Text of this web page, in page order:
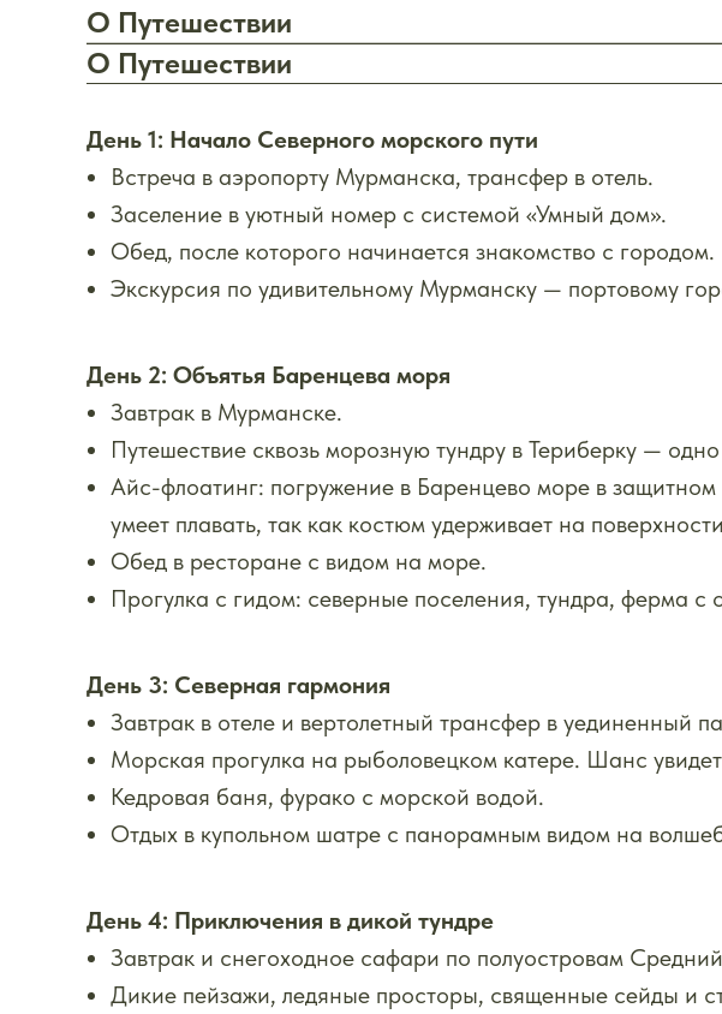
О Путешествии
О Путешествии
День 1: Начало Северного морского пути
Встреча в аэропорту Мурманска, трансфер в отель.
Заселение в уютный номер с системой «Умный дом».
Обед, после которого начинается знакомство с городом.
Экскурсия по удивительному Мурманску — портовому
День 2: Объятья Баренцева моря
Завтрак в Мурманске.
Путешествие сквозь морозную тундру в Териберку —
Айс-флоатинг: погружение в Баренцево море в
умеет плавать, так как костюм удерживает на
Обед в ресторане с видом на море.
Прогулка с гидом: северные поселения, тундра, ферма с
День 3: Северная гармония
Завтрак в отеле и вертолетный трансфер в уединенный
Морская прогулка на рыболовецком катере. Шанс
Кедровая баня, фурако с морской водой.
Отдых в купольном шатре с панорамным видом на
День 4: Приключения в дикой тундре
Завтрак и снегоходное сафари по полуостровам
Дикие пейзажи, ледяные просторы, священные сейды и